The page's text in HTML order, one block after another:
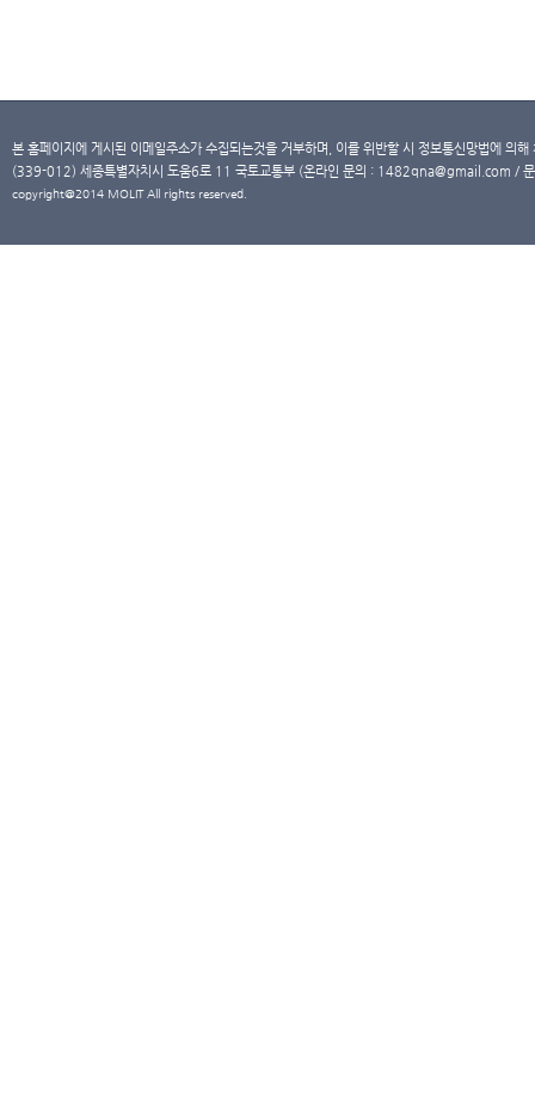
본 홈페이지에 게시된 이메일주소가 수집되는것을 거부하며, 이를 위반할 시 정보통신망법에 의
(339-012) 세종특별자치시 도움6로 11 국토교통부 (온라인 문의 : 1482qna@gmail.com /
copyright@2014 MOLIT All rights reserved.